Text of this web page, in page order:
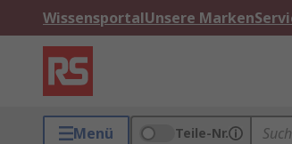
WissensportalUnsere Marken
Menü Teile-Nr.